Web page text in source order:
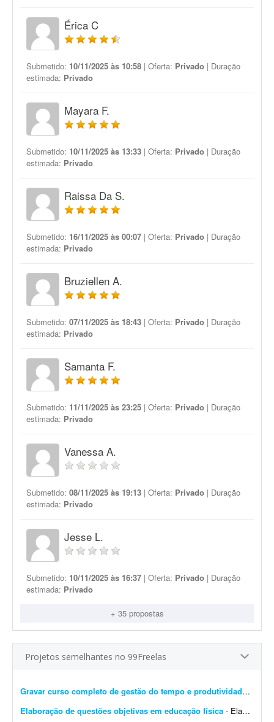
Érica C
Submetido: 10/11/2025 às 10:58 | Oferta: Privado | Duração
estimada: Privado
Mayara F.
Submetido: 10/11/2025 às 13:33 | Oferta: Privado | Duração
estimada: Privado
Raissa Da S.
Submetido: 16/11/2025 às 00:07 | Oferta: Privado | Duração
estimada: Privado
Bruziellen A.
Submetido: 07/11/2025 às 18:43 | Oferta: Privado | Duração
estimada: Privado
Samanta F.
Submetido: 11/11/2025 às 23:25 | Oferta: Privado | Duração
estimada: Privado
Vanessa A.
Submetido: 08/11/2025 às 19:13 | Oferta: Privado | Duração
estimada: Privado
Jesse L.
Submetido: 10/11/2025 às 16:37 | Oferta: Privado | Duração
estimada: Privado
+ 35 propostas
Projetos semelhantes no 99Freelas
Gravar curso completo de gestão do tempo e produtividade
-
Elaboração de questões objetivas em educação física - Elaboração de questões com 5 alternativas de resposta e apenas uma correta. As questões devem ser elaboradas de acordo com o programa/bibliografia. O(a) elaborador(a) d...